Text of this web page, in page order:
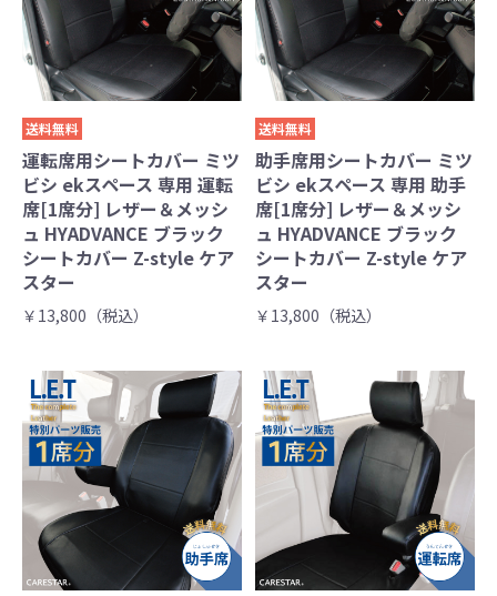
送料無料
運転席用シートカバー ミツ
ビシ ekスペース 専用 運転
席[1席分] レザー＆メッシ
ュ HYADVANCE ブラック
シートカバー Z-style ケア
スター
￥13,800（税込）
送料無料
助手席用シートカバー ミツ
ビシ ekスペース 専用 助手
席[1席分] レザー＆メッシ
ュ HYADVANCE ブラック
シートカバー Z-style ケア
スター
￥13,800（税込）